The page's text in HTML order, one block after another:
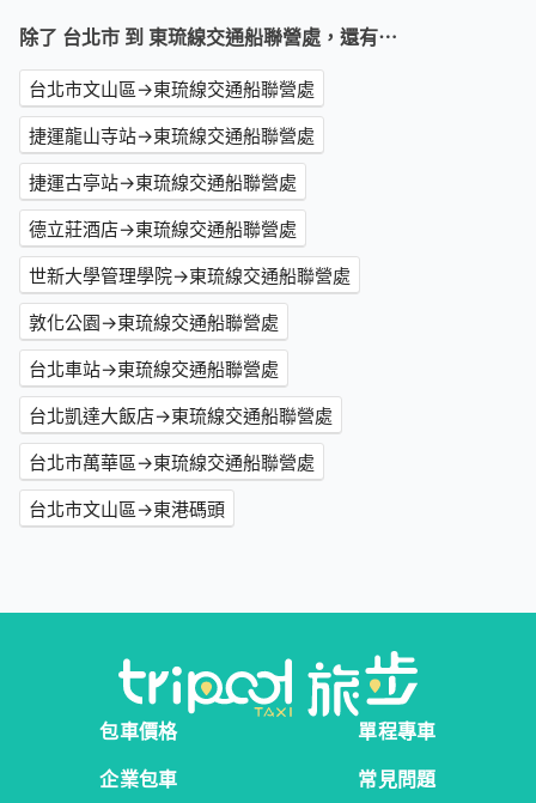
除了 台北市 到 東琉線交通船聯營處，還有⋯
台北市文山區→東琉線交通船聯營處
捷運龍山寺站→東琉線交通船聯營處
捷運古亭站→東琉線交通船聯營處
德立莊酒店→東琉線交通船聯營處
世新大學管理學院→東琉線交通船聯營處
敦化公園→東琉線交通船聯營處
台北車站→東琉線交通船聯營處
台北凱達大飯店→東琉線交通船聯營處
台北市萬華區→東琉線交通船聯營處
台北市文山區→東港碼頭
包車價格
單程專車
企業包車
常見問題